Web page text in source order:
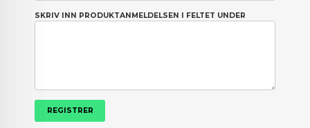
SKRIV INN PRODUKTANMELDELSEN I FELTET UNDER